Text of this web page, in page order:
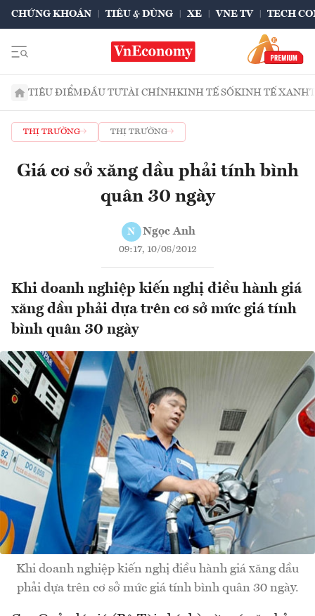
CHỨNG KHOÁN TIÊU & DÙNG XE VNE TV TECH
TIÊU ĐIỂMĐẦU TƯTÀI CHÍNHKINH TẾ SỐKINH TẾ XANH
THỊ TRƯỜNG THỊ TRƯỜNG
Giá cơ sở xăng dầu phải tính bình
quân 30 ngày
N Ngọc Anh
09:17, 10/08/2012
Khi doanh nghiệp kiến nghị điều hành giá
xăng dầu phải dựa trên cơ sở mức giá tính
bình quân 30 ngày
Khi doanh nghiệp kiến nghị điều hành giá xăng dầu
phải dựa trên cơ sở mức giá tính bình quân 30 ngày.